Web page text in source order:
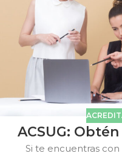
ACSUG:
Si te encuentras